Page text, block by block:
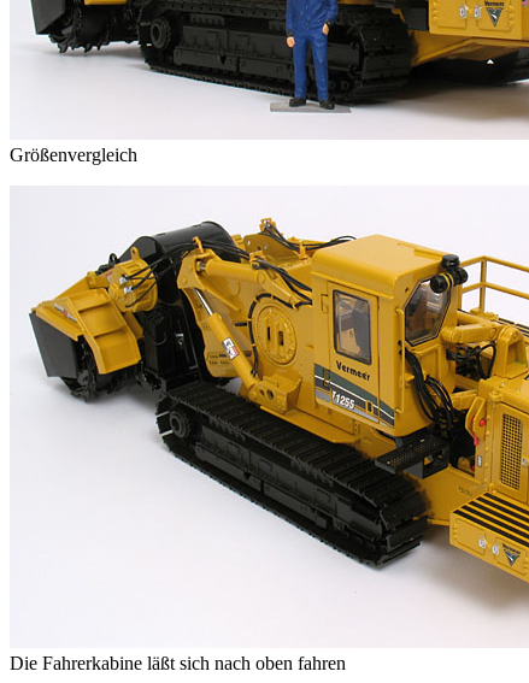
Größenvergleich
Die Fahrerkabine läßt sich nach oben fahren